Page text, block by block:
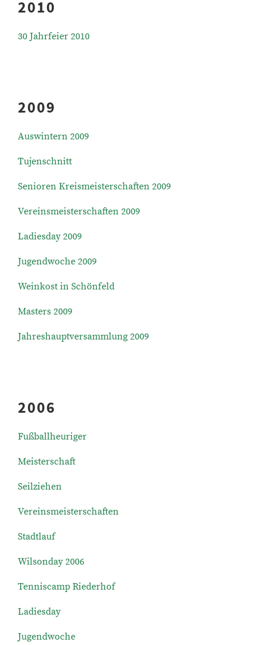
2010
30 Jahrfeier 2010
2009
Auswintern 2009
Tujenschnitt
Senioren Kreismeisterschaften 2009
Vereinsmeisterschaften 2009
Ladiesday 2009
Jugendwoche 2009
Weinkost in Schönfeld
Masters 2009
Jahreshauptversammlung 2009
2006
Fußballheuriger
Meisterschaft
Seilziehen
Vereinsmeisterschaften
Stadtlauf
Wilsonday 2006
Tenniscamp Riederhof
Ladiesday
Jugendwoche